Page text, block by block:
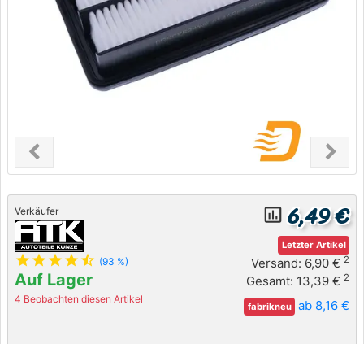
chevron_leftPrevious chevron_right
Next
Verkäufer
star star star star star_half (93 %)
Auf Lager
4 Beobachten diesen Artikel
insert_chart_outlined 6,49 €
Letzter Artikel
Versand: 6,90 € 2
Gesamt: 13,39 € 2
fabrikneu ab 8,16 €